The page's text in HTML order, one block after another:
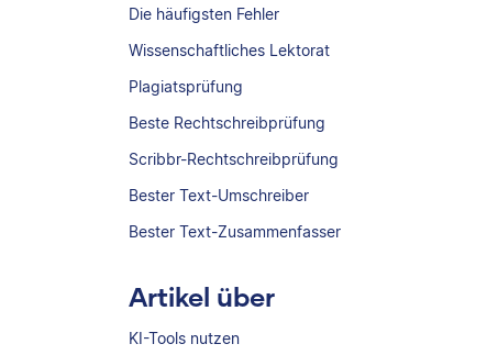
Die häufigsten Fehler
Wissenschaftliches Lektorat
Plagiatsprüfung
Beste Rechtschreibprüfung
Scribbr-Rechtschreibprüfung
Bester Text-Umschreiber
Bester Text-Zusammenfasser
Artikel über
KI-Tools nutzen